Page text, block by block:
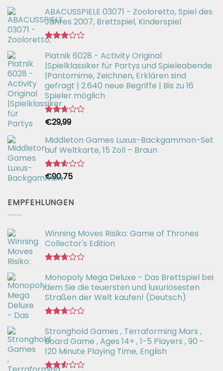
ABACUSSPIELE 03071 - Zooloretto, Spiel des
Jahres 2007, Brettspiel, Kinderspiel
mit
3.02
von 5
Piatnik 6028 - Activity Original
|Spielklassiker für Partys und Spieleabende
|Pantomime, Zeichnen, Erklären sind
gefragt | 2.640 neue Begriffe | Bis zu 16
Spieler möglich
Bewertet
2.66
von 5
€29,99
Middleton Games Luxus-Backgammon-Set
auf Weltkarte, 15 Zoll – Braun
Bewertet
mit
von 5
€90,75
EMPFEHLUNGEN
Winning Moves Risiko: Game of Thrones
Collector's Edition
mit
2.66
von 5
Monopoly Mega Deluxe - Das Brettspiel bei
dem Sie die teuersten und luxuriösesten
Straßen der Welt kaufen! (Deutsch)
mit
2.64
von 5
Stronghold Games , Terraforming Mars ,
Board Game , Ages 14+ , 1-5 Players , 90 -
120 Minute Playing Time, English